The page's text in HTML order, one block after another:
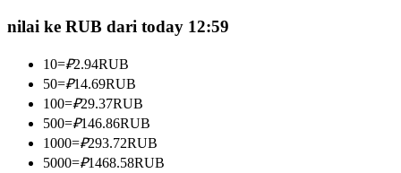
Menjadi Pedagang Salinan
Nikmati pembagian keuntungan dan komisi copy trading
nilai ke RUB dari today 12:59
10=₽2.94RUB
50=₽14.69RUB
100=₽29.37RUB
500=₽146.86RUB
1000=₽293.72RUB
5000=₽1468.58RUB